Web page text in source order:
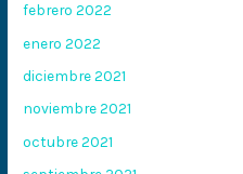
febrero 2022
enero 2022
diciembre 2021
noviembre 2021
octubre 2021